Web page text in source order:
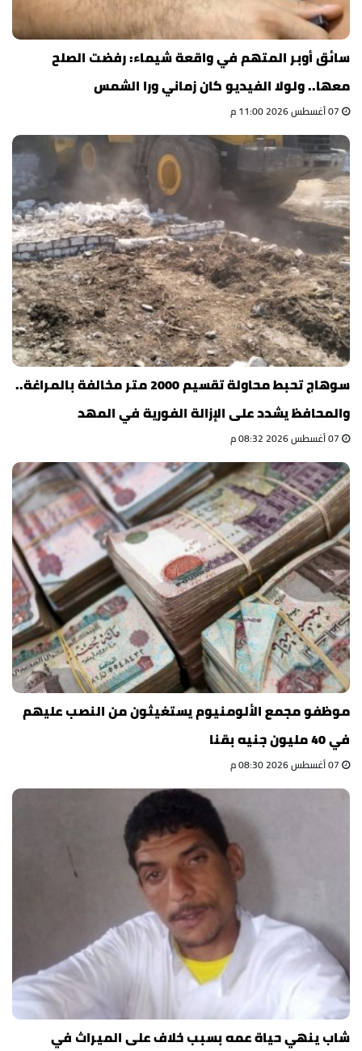
سائق أوبر المتهم في واقعة شيماء: رفضت الصلح
معها.. ولولا الفيديو كان زماني ورا الشمس
سوهاج تحبط محاولة تقسيم 2000 متر مخالفة بالمراغة..
والمحافظ يشدد على الإزالة الفورية في المهد
موظفو مجمع الألومنيوم يستغيثون من النصب عليهم
في 40 مليون جنيه بقنا
شاب ينهي حياة عمه بسبب خلاف على الميراث في